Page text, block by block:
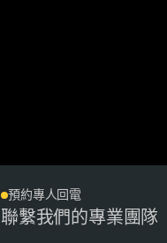
預約專人回電
聯繫我們的專業團隊